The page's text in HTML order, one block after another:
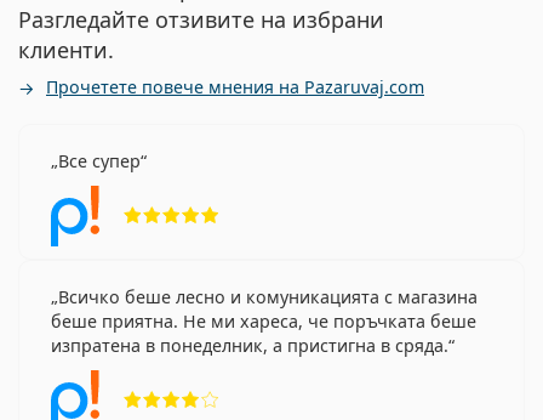
Разгледайте отзивите на избрани
клиенти.
Прочетете повече мнения на Pazaruvaj.com
Все супер
Всичко беше лесно и комуникацията с магазина
беше приятна. Не ми хареса, че поръчката беше
изпратена в понеделник, а пристигна в сряда.